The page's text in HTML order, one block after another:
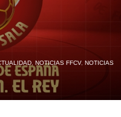
, NOTICIAS FFCV, NOTICIAS